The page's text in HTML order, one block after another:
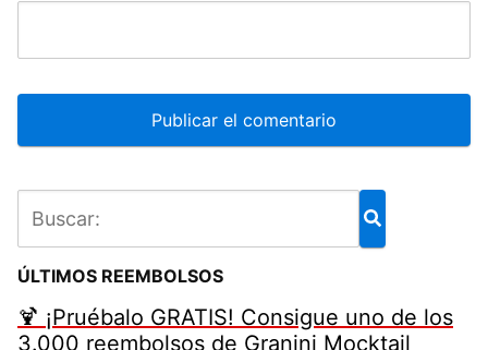
ÚLTIMOS REEMBOLSOS
🍹 ¡Pruébalo GRATIS! Consigue uno de los
3.000 reembolsos de Granini Mocktail